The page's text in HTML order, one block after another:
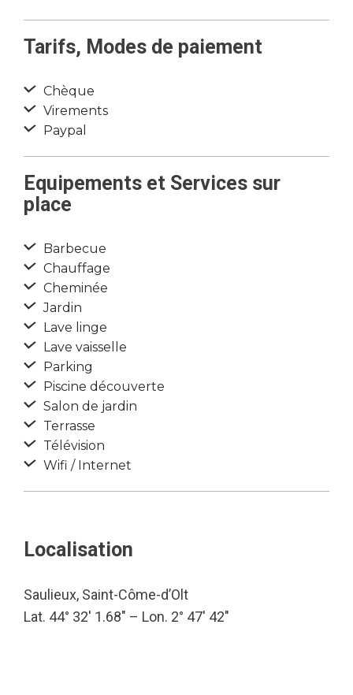
Tarifs, Modes de paiement
Chèque
Virements
Paypal
Equipements et Services sur
place
Barbecue
Chauffage
Cheminée
Jardin
Lave linge
Lave vaisselle
Parking
Piscine découverte
Salon de jardin
Terrasse
Télévision
Wifi / Internet
Localisation
Saulieux, Saint-Côme-d’Olt
Lat. 44° 32′ 1.68″ – Lon. 2° 47′ 42″